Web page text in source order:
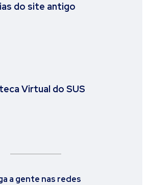
do site antigo
Virtual do SUS
a gente nas redes